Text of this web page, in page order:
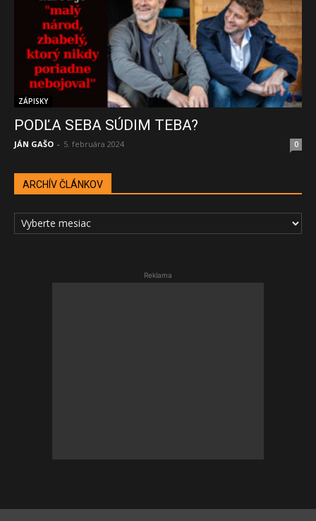
ZÁPISKY
PODĽA SEBA SÚDIM TEBA?
JÁN GAŠO - 5. februára 2024 0
ARCHÍV ČLÁNKOV
ARCHÍV
ČLÁNKOV
Reklama